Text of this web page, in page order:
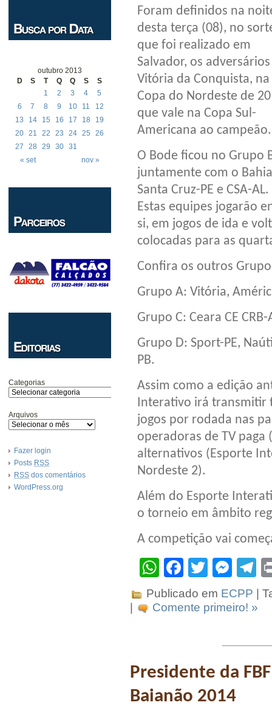
outubro 2013
D
S T Q Q S S
« set nov »
1 2 3 4
5
6
7 8 9 10 11
12
13
14 15 16 17 18
19
20 21 22 23 24 25
26
27
28 29 30 31
Categorias
Arquivos
Fazer login
Posts RSS
RSS dos comentários
WordPress.org
Foram definidos na
desta terça (08), no
que foi realizado em
Salvador, os
Vitória da Conquista, na
Copa do Nordeste de
que vale na Copa Sul-
Americana ao campeão.
O Bode ficou no Grupo
juntamente com o
Santa Cruz-PE e CSA-AL.
Estas equipes jogarão
si, em jogos de ida e
colocadas para as
Confira os outros
Grupo A: Vitória,
Grupo C: Ceara CE
Grupo D: Sport-PE,
PB.
Assim como a edição
Interativo irá transmitir
jogos por rodada nas
operadoras de TV paga
alternativos (Esporte
Nordeste 2).
Além do Esporte
o torneio em âmbito
A competição vai
WhatsApp
Facebook
Twitter
Publicado em ECPP |
Comente primeiro! »
Presidente da
Baianão 2014